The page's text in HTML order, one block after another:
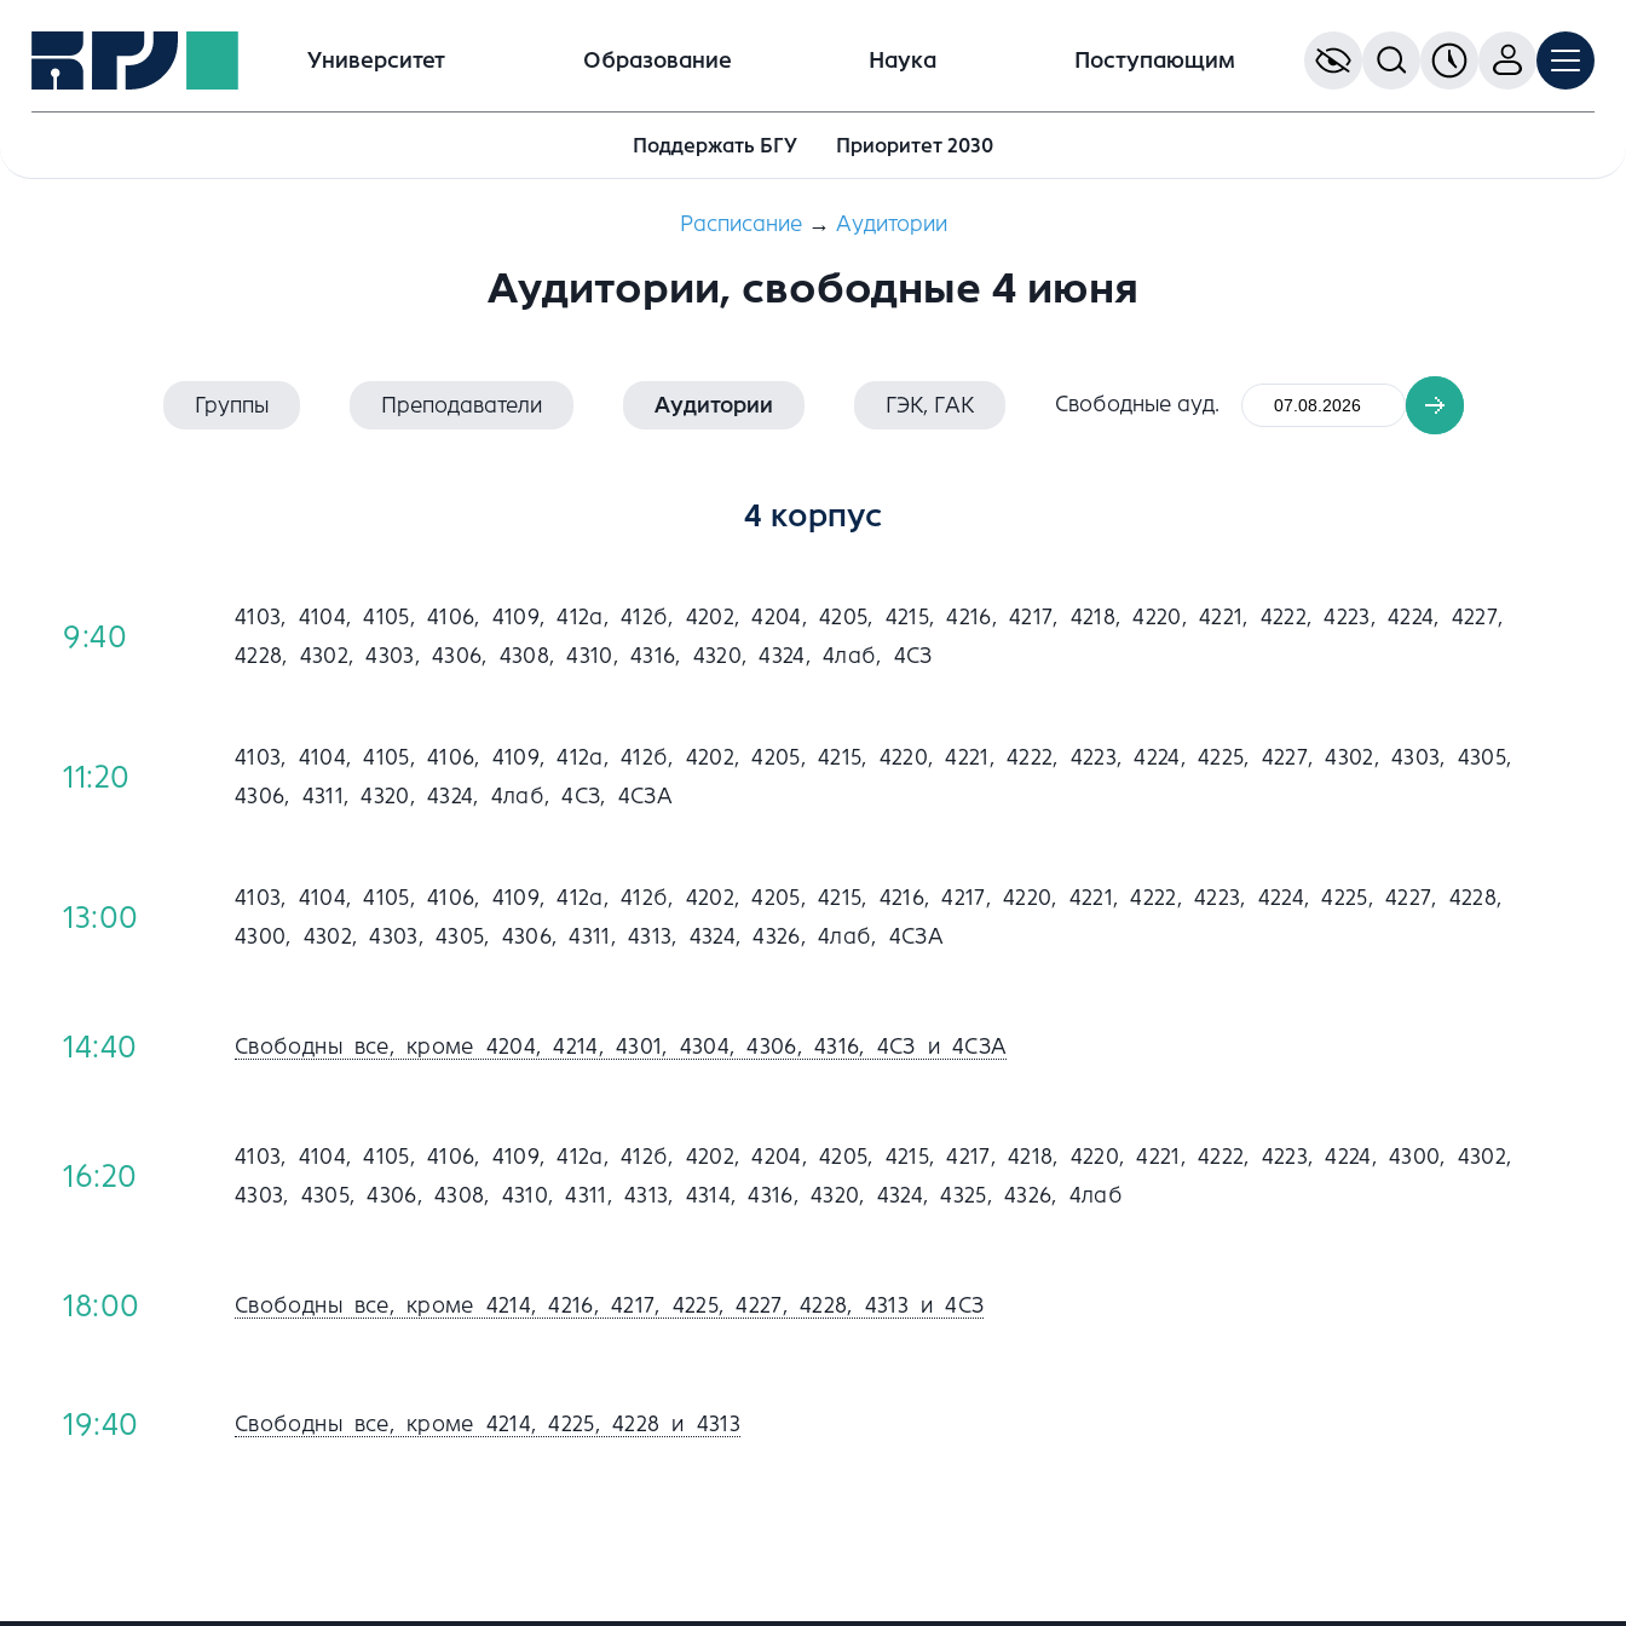
Университет Образование Наука Поступающим
Поддержать БГУ Приоритет 2030
Расписание→ Aудитории
Аудитории, свободные 4 июня
Группы Преподаватели Аудитории ГЭК, ГАК Свободные ауд.
4 корпус
9:40
4103, 4104, 4105, 4106, 4109, 412а, 412б, 4202, 4204, 4205, 4215, 4216, 4217, 4218, 4220, 4221, 4222, 4223, 4224, 4227,
4228, 4302, 4303, 4306, 4308, 4310, 4316, 4320, 4324, 4лаб, 4СЗ
11:20
4103, 4104, 4105, 4106, 4109, 412а, 412б, 4202, 4205, 4215, 4220, 4221, 4222, 4223, 4224, 4225, 4227, 4302, 4303, 4305,
4306, 4311, 4320, 4324, 4лаб, 4СЗ, 4СЗА
13:00
4103, 4104, 4105, 4106, 4109, 412а, 412б, 4202, 4205, 4215, 4216, 4217, 4220, 4221, 4222, 4223, 4224, 4225, 4227, 4228,
4300, 4302, 4303, 4305, 4306, 4311, 4313, 4324, 4326, 4лаб, 4СЗА
14:40 Свободны все, кроме 4204, 4214, 4301, 4304, 4306, 4316, 4СЗ и 4СЗА
16:20
4103, 4104, 4105, 4106, 4109, 412а, 412б, 4202, 4204, 4205, 4215, 4217, 4218, 4220, 4221, 4222, 4223, 4224, 4300, 4302,
4303, 4305, 4306, 4308, 4310, 4311, 4313, 4314, 4316, 4320, 4324, 4325, 4326, 4лаб
18:00 Свободны все, кроме 4214, 4216, 4217, 4225, 4227, 4228, 4313 и 4СЗ
19:40 Свободны все, кроме 4214, 4225, 4228 и 4313